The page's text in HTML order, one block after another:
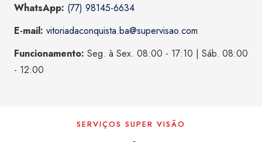
WhatsApp: (77) 98145-6634
E-mail: vitoriadaconquista.ba@supervisao.com
Funcionamento: Seg. à Sex. 08:00 - 17:10 | Sáb. 08:00
- 12:00
SERVIÇOS SUPER VISÃO